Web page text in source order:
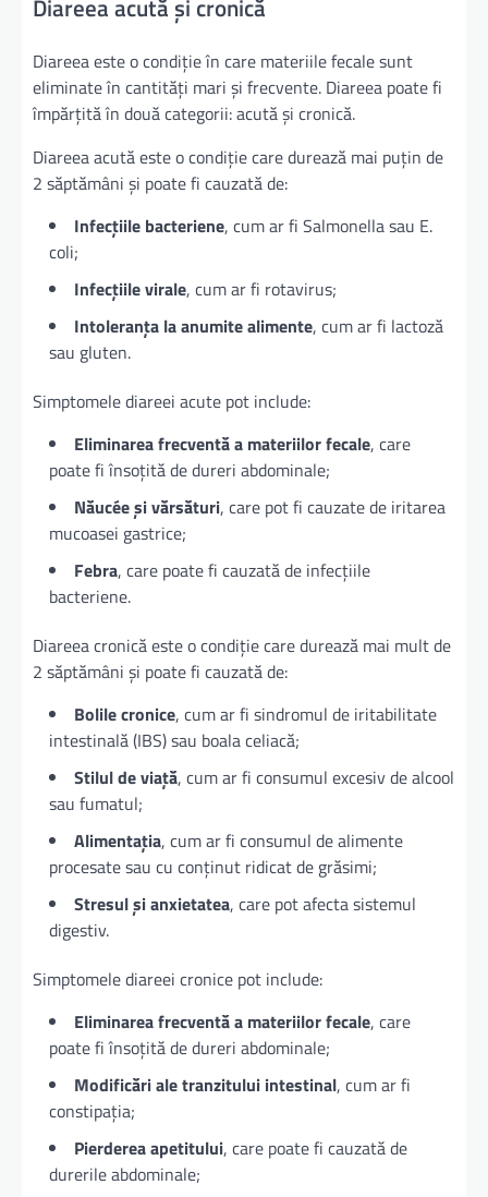
Diareea acută și cronică
Diareea este o condiție în care materiile fecale sunt
eliminate în cantități mari și frecvente. Diareea poate fi
împărțită în două categorii: acută și cronică.
Diareea acută este o condiție care durează mai puțin de
2 săptămâni și poate fi cauzată de:
Infecțiile bacteriene, cum ar fi Salmonella sau E.
coli;
Infecțiile virale, cum ar fi rotavirus;
Intoleranța la anumite alimente, cum ar fi lactoză
sau gluten.
Simptomele diareei acute pot include:
Eliminarea frecventă a materiilor fecale, care
poate fi însoțită de dureri abdominale;
Năucée și vărsături, care pot fi cauzate de iritarea
mucoasei gastrice;
Febra, care poate fi cauzată de infecțiile
bacteriene.
Diareea cronică este o condiție care durează mai mult de
2 săptămâni și poate fi cauzată de:
Bolile cronice, cum ar fi sindromul de iritabilitate
intestinală (IBS) sau boala celiacă;
Stilul de viață, cum ar fi consumul excesiv de alcool
sau fumatul;
Alimentația, cum ar fi consumul de alimente
procesate sau cu conținut ridicat de grăsimi;
Stresul și anxietatea, care pot afecta sistemul
digestiv.
Simptomele diareei cronice pot include:
Eliminarea frecventă a materiilor fecale, care
poate fi însoțită de dureri abdominale;
Modificări ale tranzitului intestinal, cum ar fi
constipația;
Pierderea apetitului, care poate fi cauzată de
durerile abdominale;